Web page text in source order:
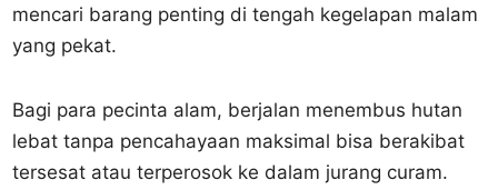
mencari barang penting di tengah kegelapan malam
yang pekat.
Bagi para pecinta alam, berjalan menembus hutan
lebat tanpa pencahayaan maksimal bisa berakibat
tersesat atau terperosok ke dalam jurang curam.